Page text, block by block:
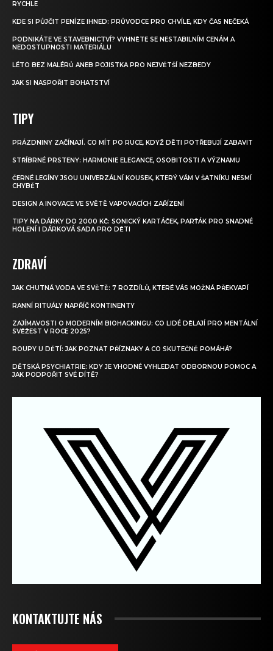
RYCHLE
KDE SI PŮJČIT PENÍZE IHNED: PRŮVODCE PRO CHVÍLE, KDY ČAS NEČEKÁ
PODNIKÁTE VE STAVEBNICTVÍ? VYHNĚTE SE NESTABILNÍM CENÁM A
NEDOSTUPNOSTI MATERIÁLU
LÉTO BEZ MALÉRŮ ANEB POJISTKA PRO NEJVĚTŠÍ NEZBEDY
JAK SI NASPOŘIT BOHATSTVÍ
TIPY
PRÁZDNINY ZAČÍNAJÍ. CO MÍT PO RUCE, KDYŽ DĚTI POTŘEBUJÍ ZABAVIT
STŘÍBRNÉ PRSTENY: HARMONIE ELEGANCE, OSOBITOSTI A VÝZNAMU
ČERNÉ LEGÍNY JSOU UNIVERZÁLNÍ KOUSEK, KTERÝ VÁM V ŠATNÍKU NESMÍ
CHYBĚT
DESIGN A INOVACE VE SVĚTĚ VAPOVACÍCH ZAŘÍZENÍ
TIPY NA DÁRKY DO 2000 KČ: SONICKÝ KARTÁČEK, PARŤÁK PRO SNADNÉ
HOLENÍ I DÁRKOVÁ SADA PRO DĚTI
ZDRAVÍ
JAK CHUTNÁ VODA VE SVĚTĚ: 7 ROZDÍLŮ, KTERÉ VÁS MOŽNÁ PŘEKVAPÍ
RANNÍ RITUÁLY NAPŘÍČ KONTINENTY
ZAJÍMAVOSTI O MODERNÍM BIOHACKINGU: CO LIDÉ DĚLAJÍ PRO MENTÁLNÍ
SVĚŽEST V ROCE 2025?
ROUPY U DĚTÍ: JAK POZNAT PŘÍZNAKY A CO SKUTEČNĚ POMÁHÁ?
DĚTSKÁ PSYCHIATRIE: KDY JE VHODNÉ VYHLEDAT ODBORNOU POMOC A
JAK PODPOŘIT SVÉ DÍTĚ?
KONTAKTUJTE NÁS